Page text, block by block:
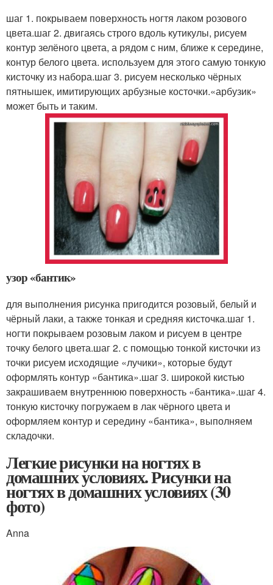
шаг 1. покрываем поверхность ногтя лаком розового
цвета.шаг 2. двигаясь строго вдоль кутикулы, рисуем
контур зелёного цвета, а рядом с ним, ближе к середине,
контур белого цвета. используем для этого самую тонкую
кисточку из набора.шаг 3. рисуем несколько чёрных
пятнышек, имитирующих арбузные косточки.«арбузик»
может быть и таким.
узор «бантик»
для выполнения рисунка пригодится розовый, белый и
чёрный лаки, а также тонкая и средняя кисточка.шаг 1.
ногти покрываем розовым лаком и рисуем в центре
точку белого цвета.шаг 2. с помощью тонкой кисточки из
точки рисуем исходящие «лучики», которые будут
оформлять контур «бантика».шаг 3. широкой кистью
закрашиваем внутреннюю поверхность «бантика».шаг 4.
тонкую кисточку погружаем в лак чёрного цвета и
оформляем контур и середину «бантика», выполняем
складочки.
Легкие рисунки на ногтях в
домашних условиях. Рисунки на
ногтях в домашних условиях (30
фото)
Anna